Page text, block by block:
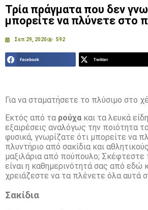
Τρία πράγματα που δεν
μπορείτε να πλύνετε στο
Σεπ 29, 2020 592
Facebook Twitter
Για να σταματήσετε το πλύσιμο στο
Εκτός από τα ρούχα και τα λευκά
εξαιρέσεις αναλόγως την ποιότητα
φυσικά, γνωρίζατε ότι μπορείτε να
πλυντήριο από σακίδια και
μαξιλάρια από πούπουλο; Σκέφτεστε
είναι η καθημερινότητά σας από εδώ
χρειάζεστε να τα πλένετε όλα αυτά
Σακίδια